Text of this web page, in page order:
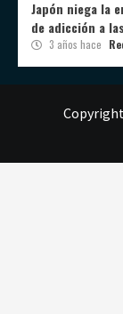
Japón niega la
de adicción a
3 años hace